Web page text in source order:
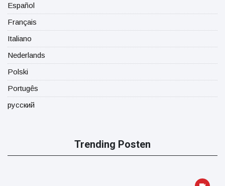
Español
Français
Italiano
Nederlands
Polski
Portugês
русский
Trending Posten